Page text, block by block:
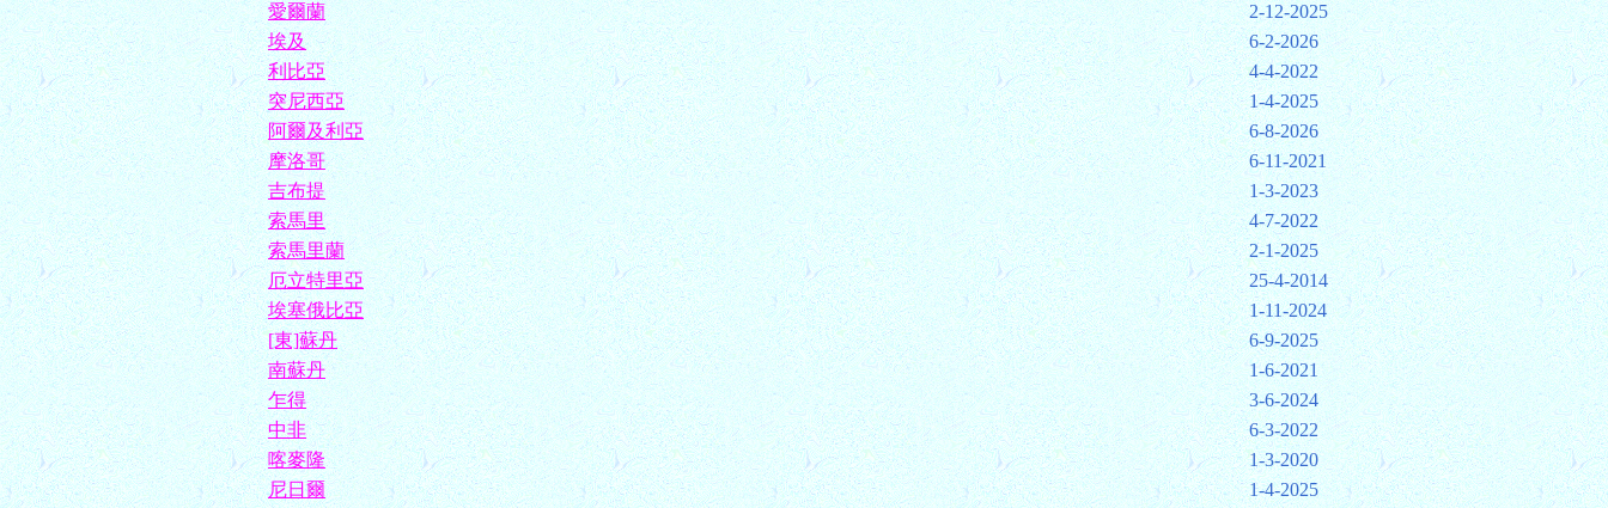
愛爾蘭
2-12-2025
埃及
6-2-2026
利比亞
4-4-2022
突尼西亞
1-4-2025
阿爾及利亞
6-8-2026
摩洛哥
6-11-2021
吉布提
1-3-2023
索馬里
4-7-2022
索馬里蘭
2-1-2025
厄立特里亞
25-4-2014
埃塞俄比亞
1-11-2024
[東]蘇丹
6-9-2025
南蘇丹
1-6-2021
乍得
3-6-2024
中非
6-3-2022
喀麥隆
1-3-2020
尼日爾
1-4-2025